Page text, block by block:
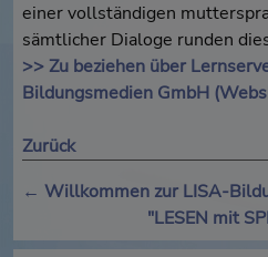
einer vollständigen
sämtlicher Dialoge runden
>> Zu beziehen über
Bildungsmedien GmbH
Zurück
← Willkommen zur LISA-
"LESEN mit